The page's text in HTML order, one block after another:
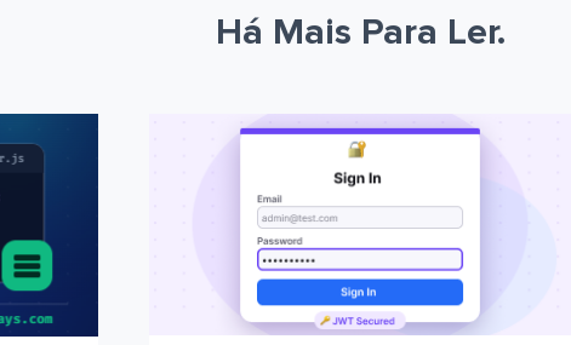
Há Mais Para Ler.